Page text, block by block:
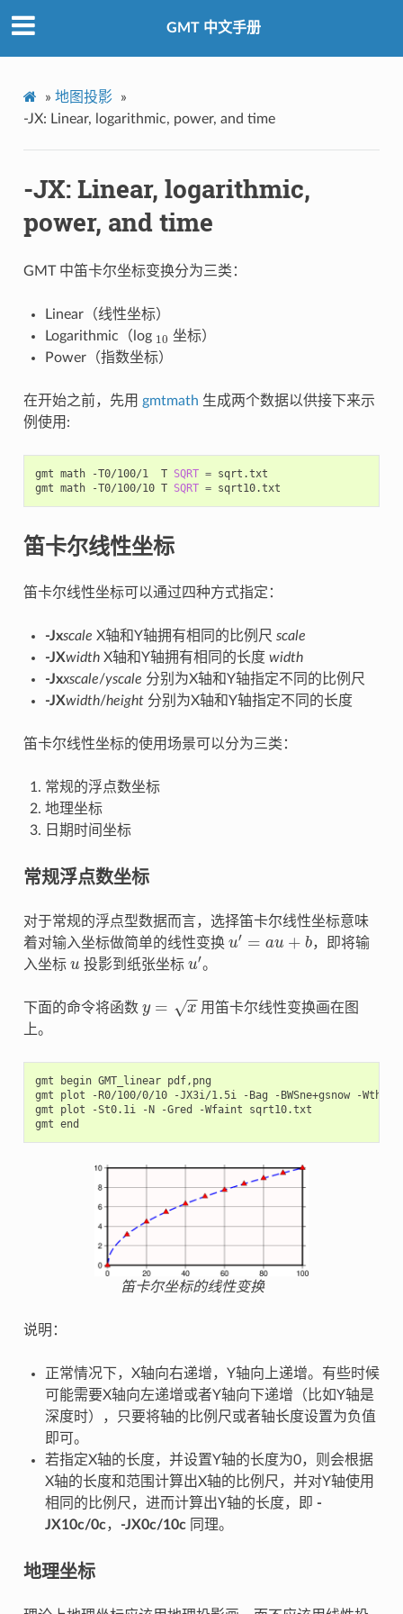
GMT 中文手册
» 地图投影
»
-JX: Linear, logarithmic, power, and time
-JX: Linear, logarithmic,
power, and time
GMT 中笛卡尔坐标变换分为三类：
Linear（线性坐标）
Logarithmic（log 10
10 坐标）
Power（指数坐标）
在开始之前，先用 gmtmath 生成两个数据以供接下来示
例使用:
gmt math -T0/100/1  T SQRT = sqrt.txt
gmt math -T0/100/10 T SQRT =
笛卡尔线性坐标
笛卡尔线性坐标可以通过四种方式指定：
-Jxscale X轴和Y轴拥有相同的比例尺 scale
-JXwidthX轴和Y轴拥有相同的长度 width
-Jxxscale/yscale 分别为X轴和Y轴指定不同的比例尺
-JXwidth/height分别为X轴和Y轴指定不同的长度
笛卡尔线性坐标的使用场景可以分为三类：
常规的浮点数坐标
地理坐标
日期时间坐标
常规浮点数坐标
对于常规的浮点型数据而言，选择笛卡尔线性坐标意味
着对输入坐标做简单的线性变换 u′ = au + b
u′ =au +b
，即将输
入坐标 u
u 投影到纸张坐标u′
u′ 。
下面的命令将函数 y = x
−
−
√
y=x
用笛卡尔线性变换画在图
上。
gmt begin GMT_linear pdf,png
gmt plot -R0/100/0/10 -JX3i/1.5i -Bag -BWSne+gsnow -
gmt plot -St0.1i -N -Gred -Wfaint sqrt10.txt
笛卡尔坐标的线性变换
说明：
正常情况下，X轴向右递增，Y轴向上递增。有些时候
可能需要X轴向左递增或者Y轴向下递增（比如Y轴是
深度时），只要将轴的比例尺或者轴长度设置为负值
即可。
若指定X轴的长度，并设置Y轴的长度为0，则会根据
X轴的长度和范围计算出X轴的比例尺，并对Y轴使用
相同的比例尺，进而计算出Y轴的长度，即 -
JX10c/0c， -JX0c/10c同理。
地理坐标